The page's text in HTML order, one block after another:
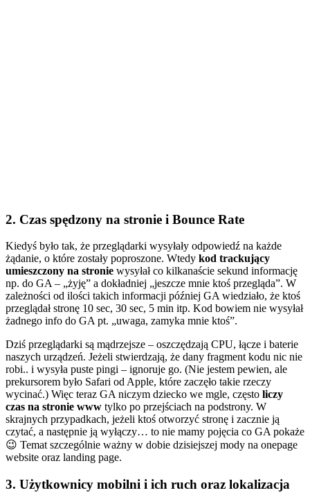
2. Czas spędzony na stronie i Bounce Rate
Kiedyś było tak, że przeglądarki wysyłały odpowiedź na każde
żądanie, o które zostały poproszone. Wtedy kod trackujący
umieszczony na stronie wysyłał co kilkanaście sekund informację
np. do GA – „żyję” a dokładniej „jeszcze mnie ktoś przegląda”. W
zależności od ilości takich informacji później GA wiedziało, że ktoś
przeglądał stronę 10 sec, 30 sec, 5 min itp. Kod bowiem nie wysyłał
żadnego info do GA pt. „uwaga, zamyka mnie ktoś”.
Dziś przeglądarki są mądrzejsze – oszczędzają CPU, łącze i baterie
naszych urządzeń. Jeżeli stwierdzają, że dany fragment kodu nic nie
robi.. i wysyła puste pingi – ignoruje go. (Nie jestem pewien, ale
prekursorem było Safari od Apple, które zaczęło takie rzeczy
wycinać.) Więc teraz GA niczym dziecko we mgle, często liczy
czas na stronie www tylko po przejściach na podstrony. W
skrajnych przypadkach, jeżeli ktoś otworzyć stronę i zacznie ją
czytać, a następnie ją wyłączy… to nie mamy pojęcia co GA pokaże
😉 Temat szczególnie ważny w dobie dzisiejszej mody na onepage
website oraz landing page.
3. Użytkownicy mobilni i ich ruch oraz lokalizacja